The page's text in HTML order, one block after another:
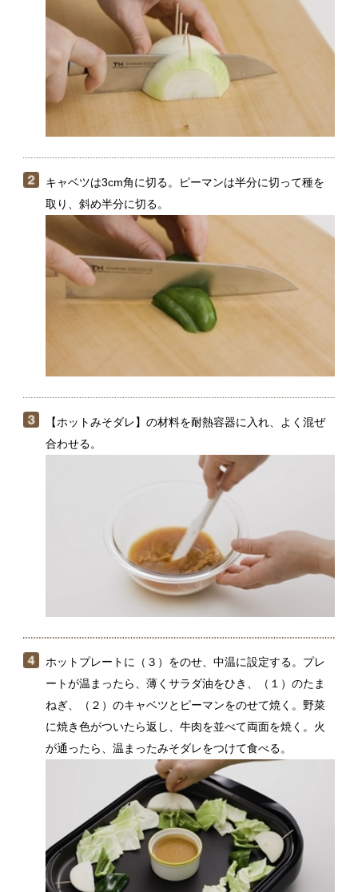
キャベツは3cm角に切る。ピーマンは半分に切って種を
取り、斜め半分に切る。
【ホットみそダレ】の材料を耐熱容器に入れ、よく混ぜ
合わせる。
ホットプレートに（３）をのせ、中温に設定する。プレ
ートが温まったら、薄くサラダ油をひき、（１）のたま
ねぎ、（２）のキャベツとピーマンをのせて焼く。野菜
に焼き色がついたら返し、牛肉を並べて両面を焼く。火
が通ったら、温まったみそダレをつけて食べる。
みそダレに一味唐辛子を加えて、ピリ辛味に味変する
のもおすすめ。電子レンジで蒸したじゃがいも、人参
などの野菜も、みそダレによく合います。